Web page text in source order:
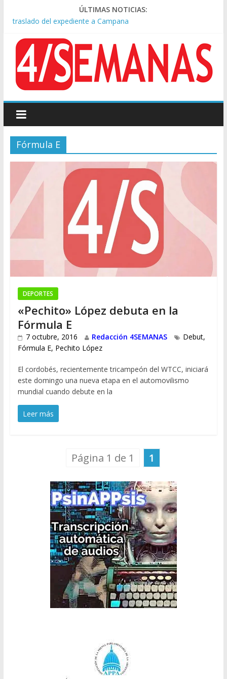
ÚLTIMAS NOTICIAS:
Causa AFA: el juez Amarante calificó de “ficción judicial” el
traslado del expediente a Campana
colectivo: siete heridos
Día de San Cayetano: masiva marcha a Plaza de Mayo de
sindicatos y organizaciones sociales
Pesar por la muerte de Leandro Rud, histórico representante
y conductor de TV
apuntó: “Vino un poco endiablada”
Fórmula E
DEPORTES
«Pechito» López debuta en la
Fórmula E
7 octubre, 2016 Redacción 4SEMANAS Debut,
Fórmula E, Pechito López
El cordobés, recientemente tricampeón del WTCC, iniciará
este domingo una nueva etapa en el automovilismo
mundial cuando debute en la
Leer más
Página 1 de 1 1